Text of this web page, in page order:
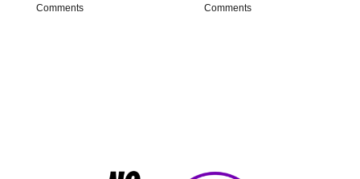
Comments
Comments